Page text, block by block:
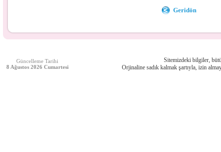
Geridön
Güncelleme Tarihi
8 Ağustos 2026 Cumartesi
Sitemizdeki bilgiler,
Orjinaline sadık kalmak şartıyla, izin